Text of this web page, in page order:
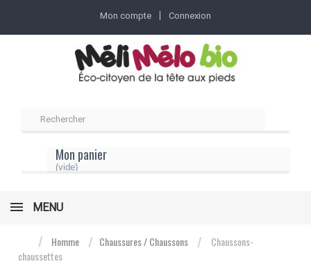
Mon compte Connexion
Mon panier
(vide)
MENU
Homme Chaussures / Chaussons
Chaussons-
chaussettes